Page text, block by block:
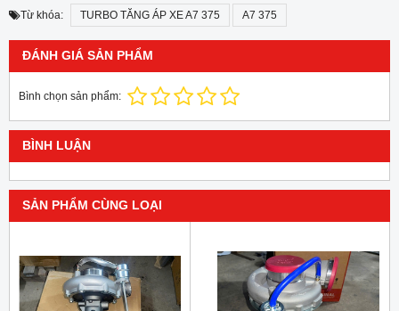
Từ khóa: TURBO TĂNG ÁP XE A7 375 A7 375
ĐÁNH GIÁ SẢN PHẨM
Bình chọn sản phẩm:
BÌNH LUẬN
SẢN PHẨM CÙNG LOẠI